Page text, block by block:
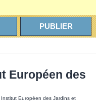
PUBLIER
Européen des Jardins et